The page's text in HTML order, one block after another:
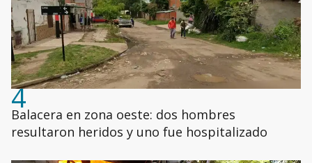
4
Balacera en zona oeste: dos hombres
resultaron heridos y uno fue hospitalizado